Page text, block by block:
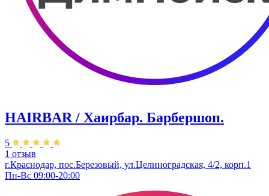
HAIRBAR / Хаирбар. Барбершоп.
5
1 отзыв
г.Краснодар, пос.Березовый, ул.Целиноградская, 4/2, корп.1
Пн-Вс 09:00-20:00